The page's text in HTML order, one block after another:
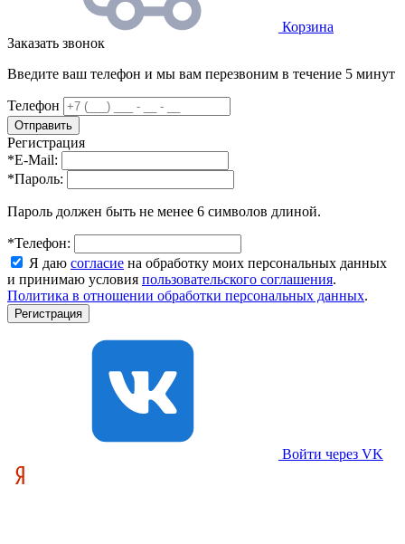
Корзина
Заказать звонок
Введите ваш телефон и мы вам перезвоним в течение 5 минут
Телефон
Регистрация
*E-Mail:
*Пароль:
Пароль должен быть не менее 6 символов длиной.
*Телефон:
Я даю согласие на обработку моих персональных данных
и принимаю условия пользовательского соглашения.
Политика в отношении обработки персональных данных.
Войти через VK